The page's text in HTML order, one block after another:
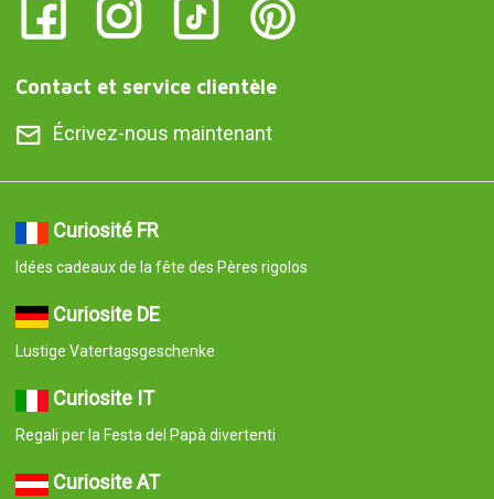
Contact et service clientèle
Écrivez-nous maintenant
Curiosité FR
Idées cadeaux de la fête des Pères rigolos
Curiosite DE
Lustige Vatertagsgeschenke
Curiosite IT
Regali per la Festa del Papà divertenti
Curiosite AT